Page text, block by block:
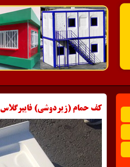
کف حمام (زیردوشی) فایبرگلاس